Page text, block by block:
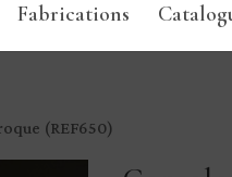
Fabrications
(REF650)